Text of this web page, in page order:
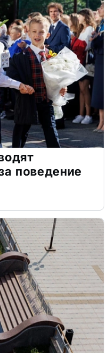
поведение